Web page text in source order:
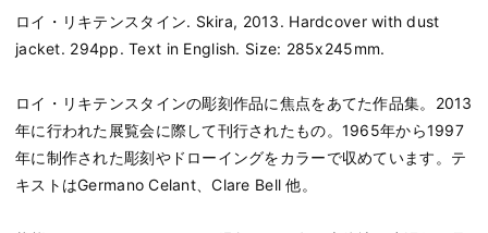
ロイ・リキテンスタイン. Skira, 2013. Hardcover with dust
jacket. 294pp. Text in English. Size: 285x245mm.
ロイ・リキテンスタインの彫刻作品に焦点をあてた作品集。2013
年に行われた展覧会に際して刊行されたもの。1965年から1997
年に制作された彫刻やドローイングをカラーで収めています。テ
キストはGermano Celant、Clare Bell 他。